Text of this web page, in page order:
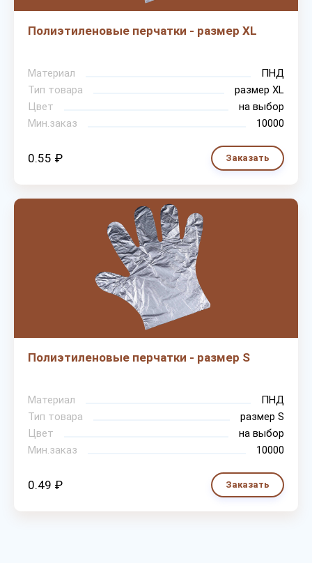
Полиэтиленовые перчатки - размер XL
Материал
ПНД
Тип товара
размер XL
Цвет
на выбор
Мин.заказ
10000
0.55 ₽ Заказать
Полиэтиленовые перчатки - размер S
Материал
ПНД
Тип товара
размер S
Цвет
на выбор
Мин.заказ
10000
0.49 ₽ Заказать